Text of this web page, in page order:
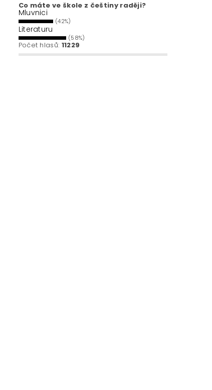
Co máte ve škole z češtiny raději?
Mluvnici
(42%)
Literaturu
(58%)
Počet hlasů: 11229